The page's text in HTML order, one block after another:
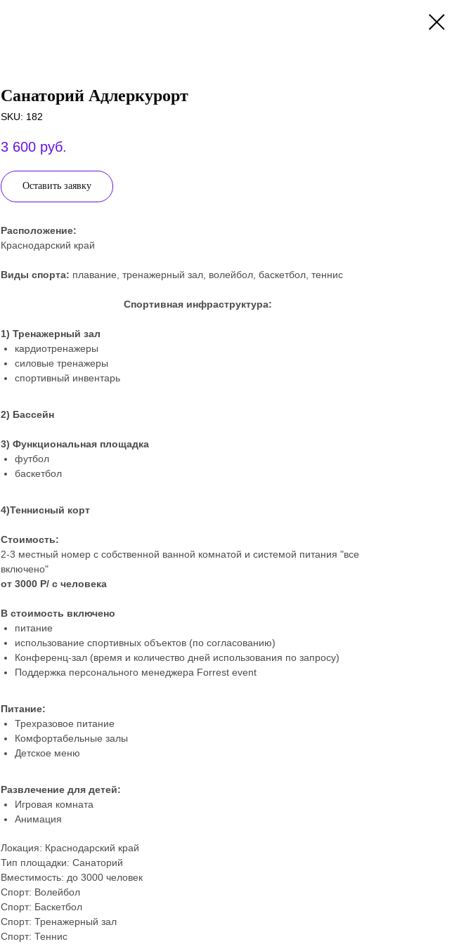
Санаторий Адлеркурорт
SKU: 182
3 600 руб.
Оставить заявку
Расположение:
Краснодарский край
Виды спорта: плавание, тренажерный зал, волейбол, баскетбол, теннис
Спортивная инфраструктура:
1) Тренажерный зал
кардиотренажеры
силовые тренажеры
спортивный инвентарь
2) Бассейн
3) Функциональная площадка
футбол
баскетбол
4)Теннисный корт
Стоимость:
2-3 местный номер с собственной ванной комнатой и системой питания "все
включено"
от 3000 Р/ с человека
В стоимость включено
питание
использование спортивных объектов (по согласованию)
Конференц-зал (время и количество дней использования по запросу)
Поддержка персонального менеджера Forrest event
Питание:
Трехразовое питание
Комфортабельные залы
Детское меню
Развлечение для детей:
Игровая комната
Анимация
Локация: Краснодарский край
Тип площадки: Санаторий
Вместимость: до 3000 человек
Спорт: Волейбол
Спорт: Баскетбол
Спорт: Тренажерный зал
Спорт: Теннис